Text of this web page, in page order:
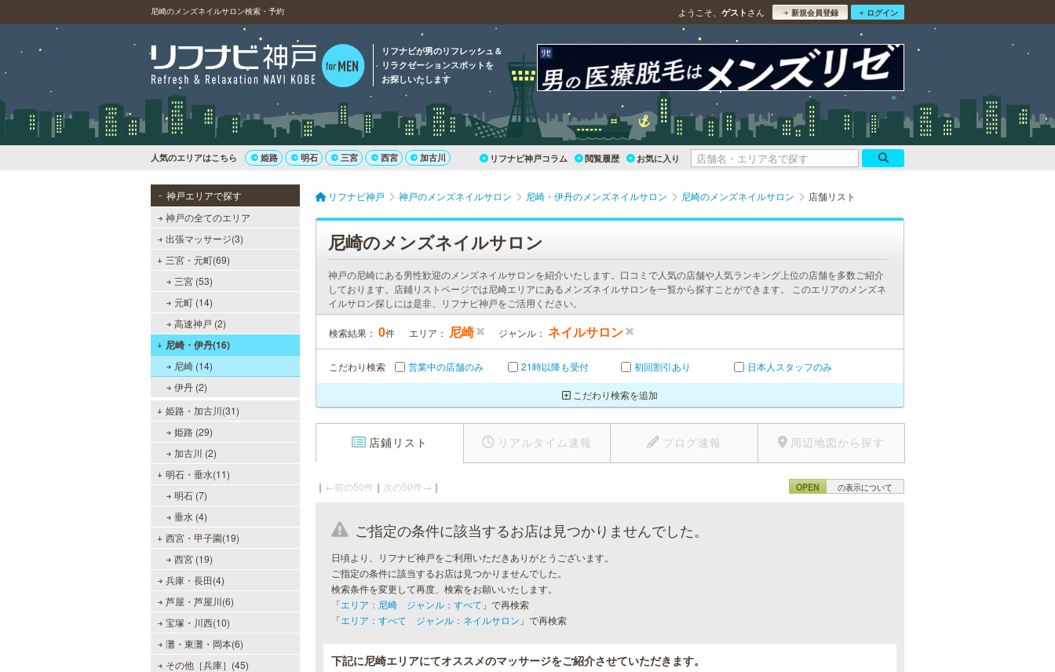
尼崎のメンズネイルサロン検索・予約 ようこそ、 ゲスト さん 新規会員登録 ログイン
リフナビが男のリフレッシュ＆
リラクゼーションスポットを
お探しいたします
人気のエリアはこちら 姫路 明石 三宮 西宮 加古川 リフナビ神戸コラム 閲覧履歴 お気に入り
神戸エリアで探す
神戸の全てのエリア
出張マッサージ(3)
三宮・元町(69)
三宮 (53)
元町 (14)
高速神戸 (2)
尼崎・伊丹(16)
尼崎 (14)
伊丹 (2)
姫路・加古川(31)
姫路 (29)
加古川 (2)
明石・垂水(11)
明石 (7)
垂水 (4)
西宮・甲子園(19)
西宮 (19)
兵庫・長田(4)
芦屋・芦屋川(6)
宝塚・川西(10)
灘・東灘・岡本(6)
その他［兵庫］(45)
リフナビ神戸 神戸のメンズネイルサロン 尼崎・伊丹のメンズネイルサロン 尼崎のメンズネイルサロン 店舗リスト
尼崎のメンズネイルサロン
神戸の尼崎にある男性歓迎のメンズネイルサロンを紹介いたします。口コミで人気の店舗や人気ランキング上位の店舗を多数ご紹介
しております。店鋪リストページでは尼崎エリアにあるメンズネイルサロンを一覧から探すことができます。 このエリアのメンズネ
イルサロン探しには是非、リフナビ神戸をご活用ください。
検索結果： 0件 エリア： 尼崎 ジャンル： ネイルサロン
こだわり検索 営業中の店舗のみ 21時以降も受付 初回割引あり 日本人スタッフのみ
こだわり検索を追加
店鋪リスト リアルタイム速報 ブログ速報 周辺地図から探す
｜ ←前の50件 ｜ 次の50件→ ｜ OPEN の表示について
ご指定の条件に該当するお店は見つかりませんでした。
日頃より、リフナビ神戸をご利用いただきありがとうございます。
ご指定の条件に該当するお店は見つかりませんでした。
検索条件を変更して再度、検索をお願いいたします。
「エリア：尼崎 ジャンル：すべて 」で再検索
「エリア：すべて ジャンル：ネイルサロン 」で再検索
下記に尼崎エリアにてオススメのマッサージをご紹介させていただきます。